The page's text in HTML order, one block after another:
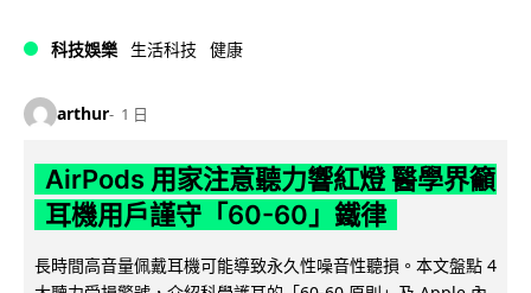
科技娛樂 生活科技 健康
arthur 1 日
AirPods 用家注意聽力響紅燈 醫學界籲
耳機用戶謹守「60-60」鐵律
長時間高音量佩戴耳機可能導致永久性噪音性聽損。本文盤點 4